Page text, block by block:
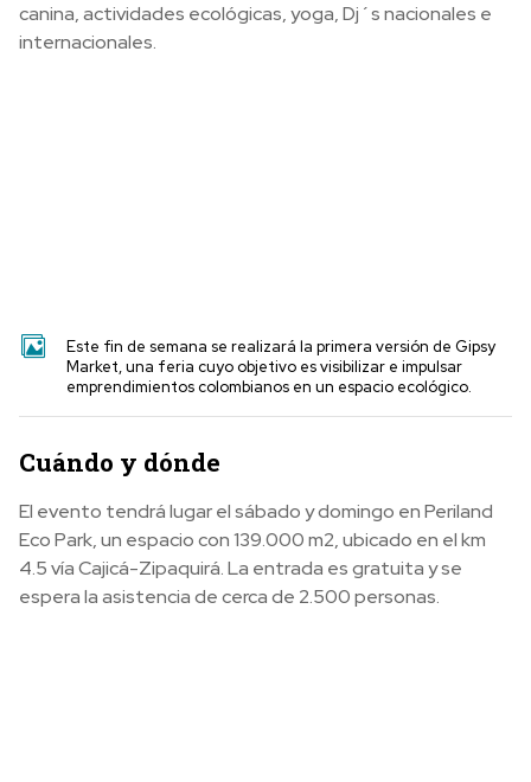
canina, actividades ecológicas, yoga, Dj´s nacionales e
internacionales.
Este fin de semana se realizará la primera versión de Gipsy
Market, una feria cuyo objetivo es visibilizar e impulsar
emprendimientos colombianos en un espacio ecológico.
Cuándo y dónde
El evento tendrá lugar el sábado y domingo en Periland
Eco Park, un espacio con 139.000 m2, ubicado en el km
4.5 vía Cajicá-Zipaquirá. La entrada es gratuita y se
espera la asistencia de cerca de 2.500 personas.